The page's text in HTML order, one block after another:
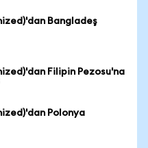
Bangladeş
Filipin Pezosu'na
Polonya